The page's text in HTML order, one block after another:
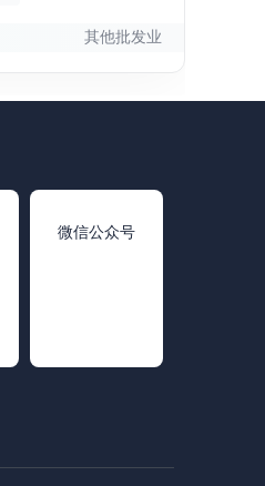
其他批发业
微信公众号